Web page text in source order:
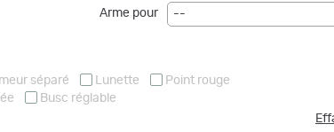
Arme pour --
séparé Lunette
Point rouge
Busc réglable